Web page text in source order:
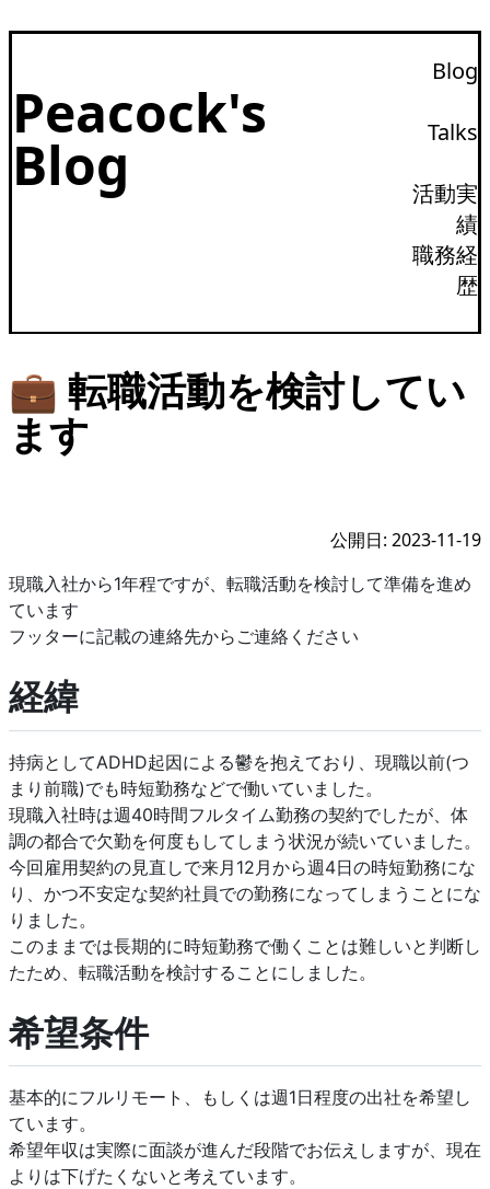
Peacock's
Blog
Blog
Talks
活動実
績
職務経
歴
💼 転職活動を検討してい
ます
公開日: 2023-11-19
現職入社から1年程ですが、転職活動を検討して準備を進め
ています
フッターに記載の連絡先からご連絡ください
経緯
持病としてADHD起因による鬱を抱えており、現職以前(つ
まり前職)でも時短勤務などで働いていました。
現職入社時は週40時間フルタイム勤務の契約でしたが、体
調の都合で欠勤を何度もしてしまう状況が続いていました。
今回雇用契約の見直しで来月12月から週4日の時短勤務にな
り、かつ不安定な契約社員での勤務になってしまうことにな
りました。
このままでは長期的に時短勤務で働くことは難しいと判断し
たため、転職活動を検討することにしました。
希望条件
基本的にフルリモート、もしくは週1日程度の出社を希望し
ています。
希望年収は実際に面談が進んだ段階でお伝えしますが、現在
よりは下げたくないと考えています。